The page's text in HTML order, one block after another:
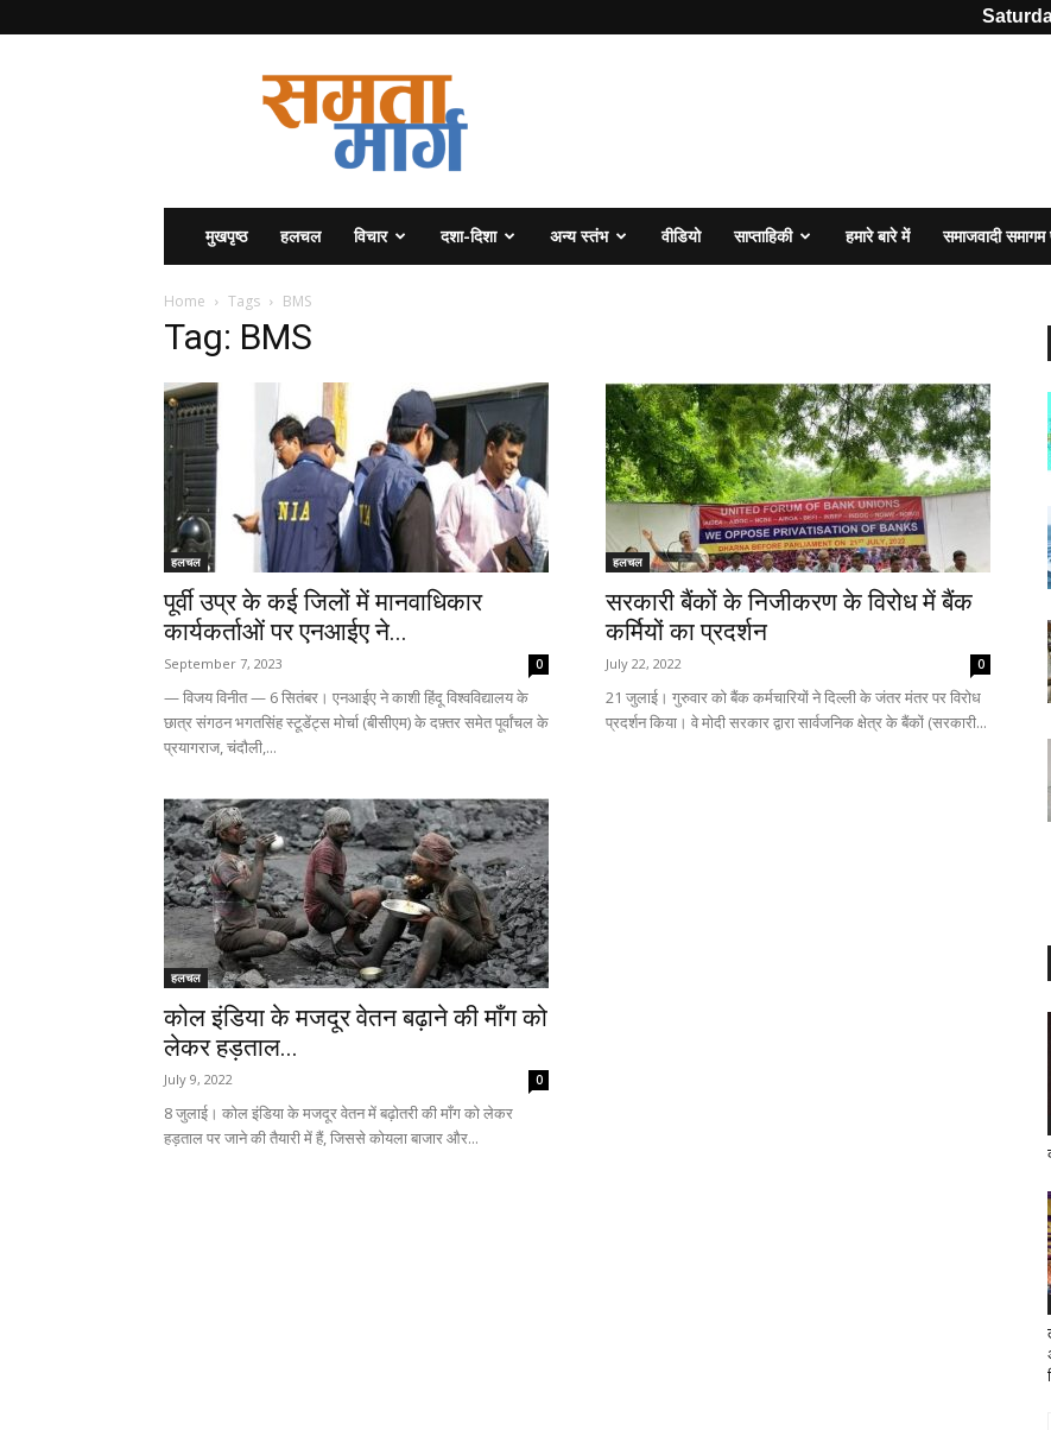
मुखपृष्ठ हलचल विचार दशा-दिशा अन्य स्तंभ वीडियो साप्ताहिकी हमारे बारे में समाजवादी
Home Tags BMS
Tag: BMS
हलचल
पूर्वी उप्र के कई जिलों में मानवाधिकार
कार्यकर्ताओं पर एनआईए ने...
September 7, 2023 0
— विजय विनीत — 6 सितंबर। एनआईए ने काशी हिंदू विश्वविद्यालय के
छात्र संगठन भगतसिंह स्टूडेंट्स मोर्चा (बीसीएम) के दफ़्तर समेत पूर्वांचल के
प्रयागराज, चंदौली,...
हलचल
सरकारी बैंकों के निजीकरण के विरोध में बैंक
कर्मियों का प्रदर्शन
July 22, 2022 0
21 जुलाई। गुरुवार को बैंक कर्मचारियों ने दिल्ली के जंतर मंतर पर विरोध
प्रदर्शन किया। वे मोदी सरकार द्वारा सार्वजनिक क्षेत्र के बैंकों (सरकारी...
हलचल
कोल इंडिया के मजदूर वेतन बढ़ाने की माँग को
लेकर हड़ताल...
July 9, 2022 0
8 जुलाई। कोल इंडिया के मजदूर वेतन में बढ़ोतरी की माँग को लेकर
हड़ताल पर जाने की तैयारी में हैं, जिससे कोयला बाजार और...